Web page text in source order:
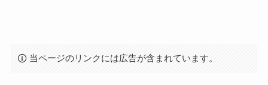
当ページのリンクには広告が含まれています。